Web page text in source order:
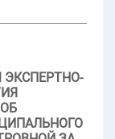
ЭКСПЕРТНО-